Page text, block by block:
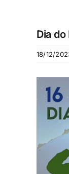
Dia
18/12/
Imagem
Maior